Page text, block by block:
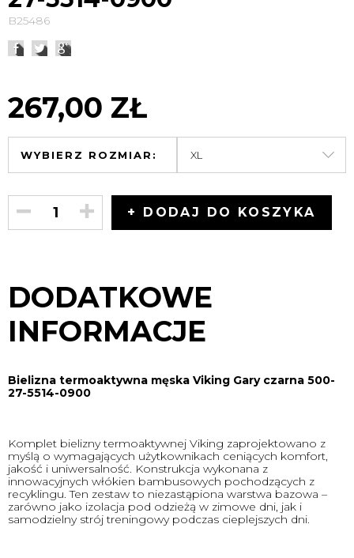
B25486
267,00 ZŁ
WYBIERZ ROZMIAR:
+ DODAJ DO KOSZYKA
DODATKOWE
INFORMACJE
Bielizna termoaktywna męska Viking Gary czarna 500-
27-5514-0900
Komplet bielizny termoaktywnej Viking zaprojektowano z
myślą o wymagających użytkownikach ceniących komfort,
jakość i uniwersalność. Konstrukcja wykonana z
innowacyjnych włókien bambusowych pochodzących z
recyklingu. Ten zestaw to niezastąpiona warstwa bazowa –
zarówno jako izolacja pod odzieżą w zimowe dni, jak i
samodzielny strój treningowy podczas cieplejszych dni.